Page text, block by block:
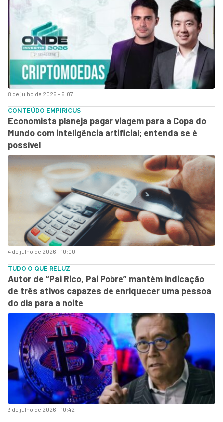
8 de julho de 2026 - 6:07
4 de julho de 2026 - 10:00
CONTEÚDO EMPIRICUS
Economista planeja pagar viagem para a Copa do
Mundo com inteligência artificial; entenda se é
possível
3 de julho de 2026 - 10:42
TUDO O QUE RELUZ
Autor de “Pai Rico, Pai Pobre” mantém indicação
de três ativos capazes de enriquecer uma pessoa
do dia para a noite